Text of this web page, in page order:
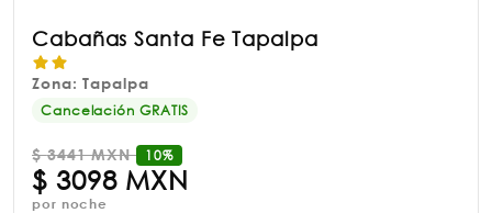
Cabañas Santa Fe Tapalpa
Zona: Tapalpa
Cancelación GRATIS
$3441 MXN 10%
$ 3098 MXN
por noche